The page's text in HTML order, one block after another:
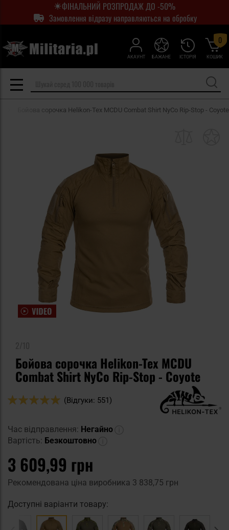
ФІНАЛЬНИЙ РОЗПРОДАЖ ДО -50%
Замовлення відразу направляються на обробку
АКАУНТ ІСТОРІЯ
БАЖАНЕ КОШИК
0
Бойова сорочка Helikon-Tex MCDU Combat Shirt NyCo Rip-Stop - Coyote
Бойова сорочка Helikon-Tex MCDU
Combat Shirt NyCo Rip-Stop - Coyote
Оцінка:
(Відгуки: 551)
Час відправлення: Негайно
Вартість: Безкоштовно
3 609,99 грн
Рекомендована ціна виробника 3 838,75 грн
Доступні варіанти товару: